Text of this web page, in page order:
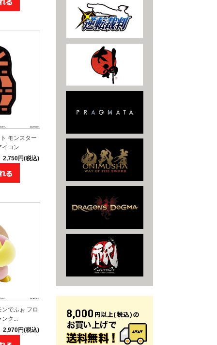
モンスター
イコン
2,750円(税込)
でふぉ フロ
ンク...
2,970円(税込)